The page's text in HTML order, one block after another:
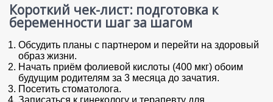
Короткий чек-лист: подготовка к
беременности шаг за шагом
Обсудить планы с партнером и перейти на здоровый
образ жизни.
Начать приём фолиевой кислоты (400 мкг) обоим
будущим родителям за 3 месяца до зачатия.
Посетить стоматолога.